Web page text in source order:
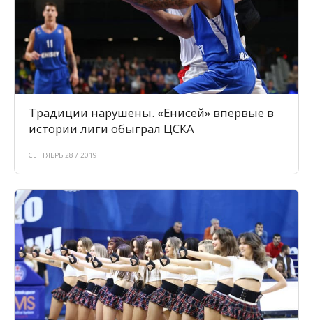
Традиции нарушены. «Енисей» впервые в
истории лиги обыграл ЦСКА
СЕНТЯБРЬ 28 / 2019